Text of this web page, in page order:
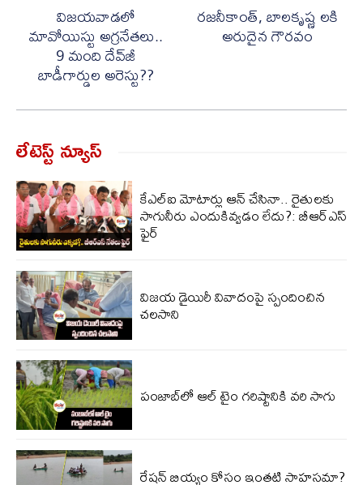
విజయవాడలో
మావోయిస్టు అగ్రనేతలు..
9 మంది దేవ్‌జీ
బాడీగార్డుల అరెస్టు??
రజనీకాంత్, బాలకృష్ణ లకి
అరుదైన గౌరవం
లేటెస్ట్ న్యూస్‌
కేఎల్ఐ మోటార్లు ఆన్ చేసినా.. రైతులకు
సాగునీరు ఎందుకివ్వడం లేదు?: బీఆర్ఎస్
ఫైర్
విజ‌య డైయిరీ వివాదంపై స్పందించిన
చ‌ల‌సాని
పంజాబ్‌లో ఆల్ టైం గరిష్టానికి వరి సాగు
రేషన్ బియ్యం కోసం ఇంతటి సాహసమా?